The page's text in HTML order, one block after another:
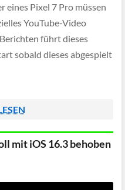
eines Pixel 7 Pro müssen
YouTube-Video
führt dieses
sobald dieses abgespielt
mit iOS 16.3 behoben